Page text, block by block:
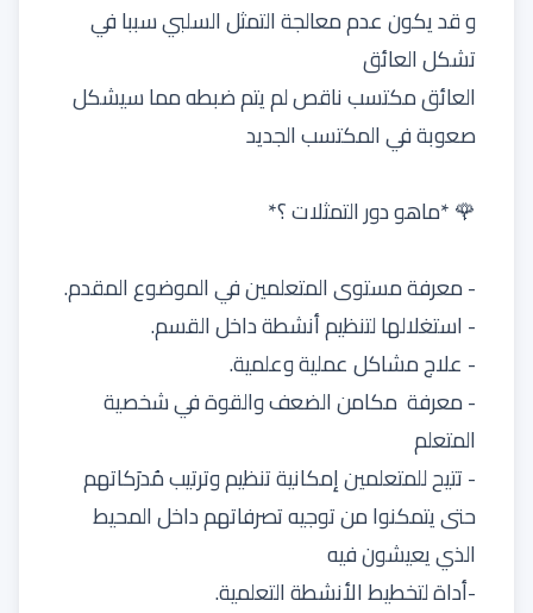
و قد يكون عدم معالجة التمثل السلبي سببا في
تشكل العائق
العائق مكتسب ناقص لم يتم ضبطه مما سيشكل
صعوبة في المكتسب الجديد
🌹 *ماهو دور التمثلات ؟*
- معرفة مستوى المتعلمين في الموضوع المقدم.
- استغلالها لتنظيم أنشطة داخل القسم.
- علاج مشاكل عملية وعلمية.
- معرفة مكامن الضعف والقوة في شخصية
المتعلم
- تتيح للمتعلمين إمكانية تنظيم وترتيب مُدرَكاتهم
حتى يتمكنوا من توجيه تصرفاتهم داخل المحيط
الذي يعيشون فيه
-أداة لتخطيط الأنشطة التعلمية.